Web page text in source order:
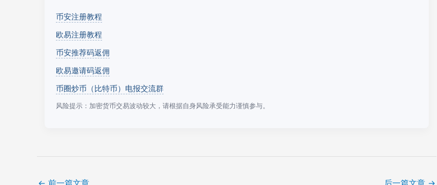
币安注册教程
欧易注册教程
币安推荐码返佣
欧易邀请码返佣
币圈炒币（比特币）电报交流群
风险提示：加密货币交易波动较大，请根据自身风险承受能力谨慎参与。
← 前一篇文章 后一篇文章 →